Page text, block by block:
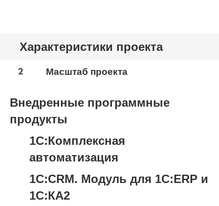
Характеристики проекта
2 Масштаб проекта
Внедренные программные
продукты
1С:Комплексная
автоматизация
1С:CRM. Модуль для 1С:ERP и
1С:КА2